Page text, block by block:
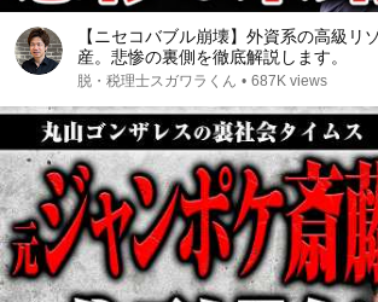
【ニセコバブル崩壊】外資系の高級リ
産。悲惨の裏側を徹底解説します。
脱・税理士スガワラくん • 687K views